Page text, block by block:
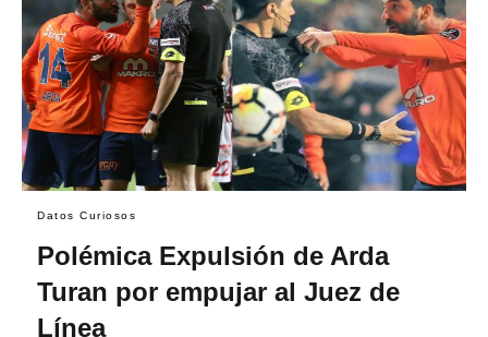
Datos Curiosos
Polémica Expulsión de Arda
Turan por empujar al Juez de
Línea